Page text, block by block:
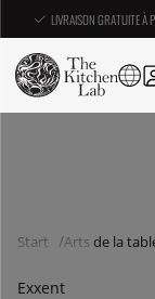
LIVRAISON GRATUITE À
Start Arts de la
Exxent